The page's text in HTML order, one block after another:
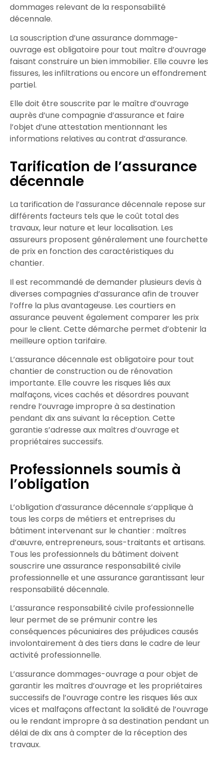
dommages relevant de la responsabilité
décennale.
Lasouscriptiond’une assurance dommage-
ouvrage est obligatoire pour tout maître d’ouvrage
faisant construire un bien immobilier. Elle couvre les
fissures, les infiltrations ou encore uneffondrement
partiel.
Elle doit être souscrite par le maître d’ouvrage
auprès d’une compagnie d’assurance et faire
l’objet d’une attestation mentionnant les
informations relatives aucontrat d’assurance.
Tarification de l’assurance
décennale
La tarificationde l’assurance décennale repose sur
différents facteurs tels que le coût total des
travaux, leur nature et leur localisation. Les
assureurs proposent généralement une fourchette
de prix en fonction des caractéristiques du
chantier.
Il est recommandé de demander plusieurs devis à
diverses compagnies d’assurance afin de trouver
l’offre la plus avantageuse. Les courtiers en
assurance peuvent également comparer les prix
pour le client. Cette démarche permet d’obtenir la
meilleure option tarifaire.
L’assurance décennale est obligatoire pour tout
chantier de constructionou de rénovation
importante. Elle couvre les risques liés aux
malfaçons,vices cachés et désordres pouvant
rendre l’ouvrage impropre à sa destination
pendant dix ans suivant la réception. Cette
garantie s’adresse aux maîtres d’ouvrage et
propriétaires successifs.
Professionnels soumis à
l’obligation
L’obligation d’assurance décennale s’applique à
tous les corps de métiers et entreprises du
bâtiment intervenant sur le chantier : maîtres
d’œuvre, entrepreneurs,sous-traitants et artisans.
Tous les professionnels du bâtiment doivent
souscrire une assurance responsabilité civile
professionnelle et une assurance garantissant leur
responsabilité décennale.
L’assurance responsabilité civile professionnelle
leur permet de se prémunircontre les
conséquences pécuniaires des préjudices causés
involontairement à des tiers dans le cadre de leur
activité professionnelle.
L’assurance dommages-ouvrage a pour objet de
garantir les maîtres d’ouvrage et les propriétaires
successifs de l’ouvrage contre les risques liés aux
vices et malfaçons affectant lasolidité de l’ouvrage
ou le rendant impropre à sadestination pendant un
délai de dix ans à compter de la réceptiondes
travaux.